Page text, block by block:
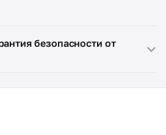
безопасности от